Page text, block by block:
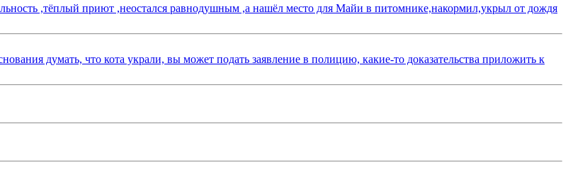
,тёплый приют ,неостался равнодушным ,а нашёл место для Майи в питомнике,накормил,укрыл от дождя
думать, что кота украли, вы может подать заявление в полицию, какие-то доказательства приложить к